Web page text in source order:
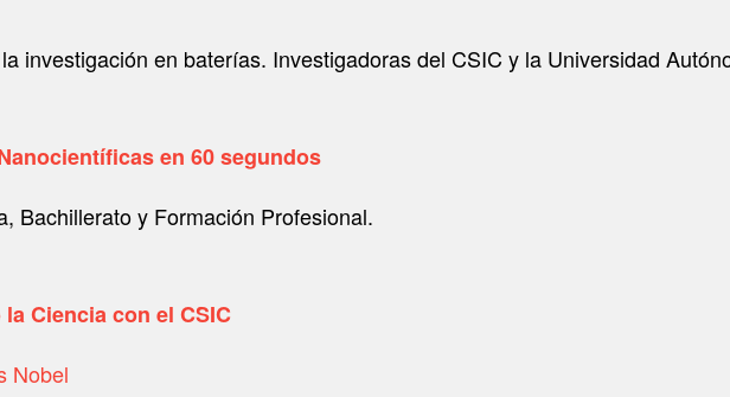
investigación en baterías. Investigadoras del CSIC y la Universidad
en 60 segundos
Bachillerato y Formación Profesional.
Ciencia con el CSIC
Nobel